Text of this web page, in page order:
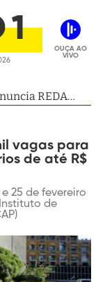
OUÇA AO
VIVO
REDA
até R$ 5,9 mil
vagas para
de até R$
25 de fevereiro
de